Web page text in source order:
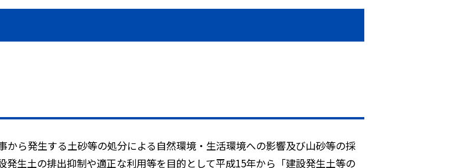
ら発生する土砂等の処分による自然環境・生活環境への影響及び山砂等の採
生土の排出抑制や適正な利用等を目的として平成15年から「建設発生土等の